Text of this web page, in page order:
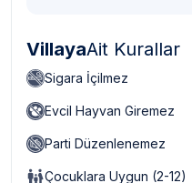
VillayaAit Kurallar
Sigara İçilmez
Evcil Hayvan Giremez
Parti Düzenlenemez
Çocuklara Uygun (2-12)